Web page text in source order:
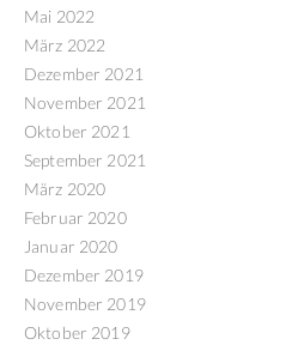
Mai 2022
März 2022
Dezember 2021
November 2021
Oktober 2021
September 2021
März 2020
Februar 2020
Januar 2020
Dezember 2019
November 2019
Oktober 2019